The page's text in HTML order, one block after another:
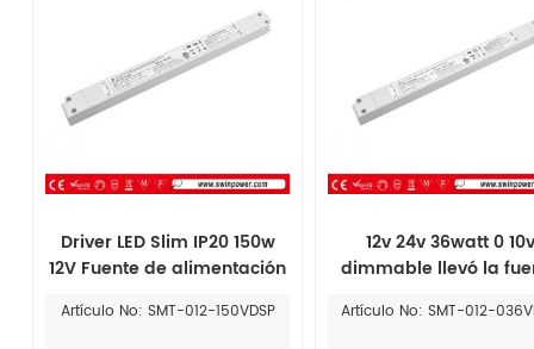
Driver LED Slim IP20 150w
12V Fuente de alimentación
Artículo No: SMT-012-150VDSP
12v 24v 36watt 0 10v
dimmable llevó la
Artículo No: SMT-012-